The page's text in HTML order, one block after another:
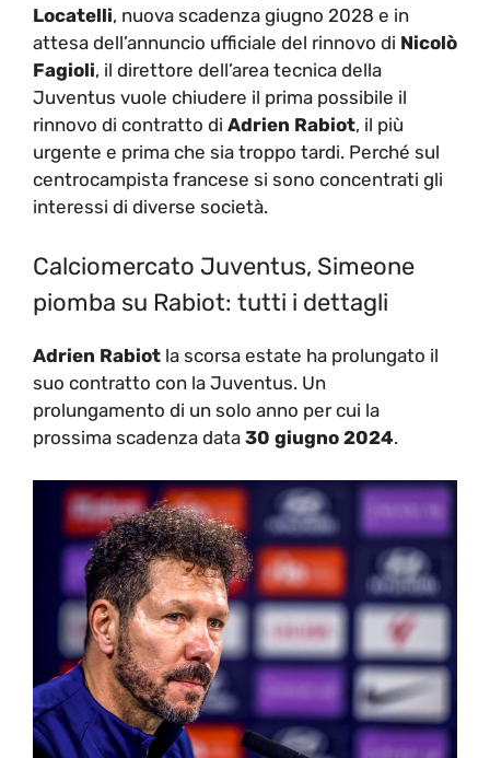
Locatelli, nuova scadenza giugno 2028 e in
attesa dell’annuncio ufficiale del rinnovo di Nicolò
Fagioli, il direttore dell’area tecnica della
Juventus vuole chiudere il prima possibile il
rinnovo di contratto di Adrien Rabiot, il più
urgente e prima che sia troppo tardi. Perché sul
centrocampista francese si sono concentrati gli
interessi di diverse società.
Calciomercato Juventus, Simeone
piomba su Rabiot: tutti i dettagli
Adrien Rabiot la scorsa estate ha prolungato il
suo contratto con la Juventus. Un
prolungamento di un solo anno per cui la
prossima scadenza data 30 giugno 2024.